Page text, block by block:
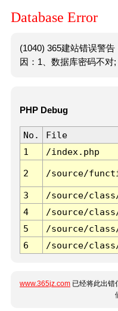
Database Error
(1040) 365建站错误警
因：1、数据库密码不对;
PHP Debug
No. File
1
/index.php
2 /source/
3 /source/
4
/source/
5
/source/
6
/source/
www.365jz.com 已经将此出错